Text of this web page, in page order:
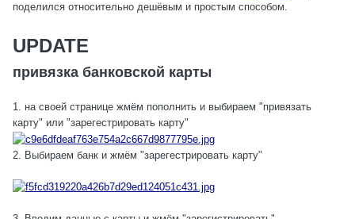
поделился относительно дешёвым и простым способом.
UPDATE
привязка банковской карты
1. на своей странице жмём пополнить и выбираем "привязать
карту" или "зарегестрировать карту"
2. Выбираем банк и жмём "зарегестрировать карту"